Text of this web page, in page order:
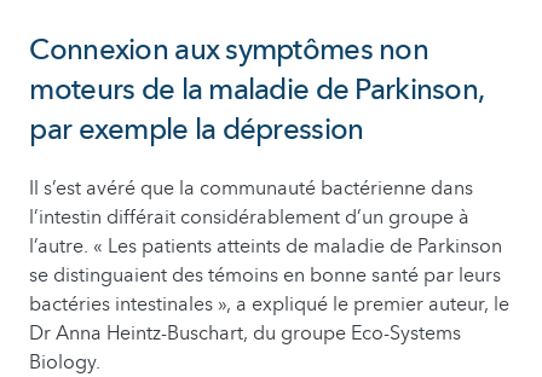
Connexion aux symptômes non
moteurs de la maladie de Parkinson,
par exemple la dépression
Il s’est avéré que la communauté bactérienne dans
l’intestin différait considérablement d’un groupe à
l’autre. « Les patients atteints de maladie de Parkinson
se distinguaient des témoins en bonne santé par leurs
bactéries intestinales », a expliqué le premier auteur, le
Dr Anna Heintz-Buschart, du groupe Eco-Systems
Biology.